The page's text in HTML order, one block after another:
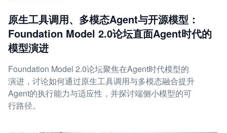
原生工具调用、多模态Agent与开源模型：
Foundation Model 2.0论坛直面Agent时代的
模型演进
Foundation Model 2.0论坛聚焦在Agent时代模型的
演进，讨论如何通过原生工具调用与多模态融合提升
Agent的执行能力与适应性，并探讨端侧小模型的可
行路径。